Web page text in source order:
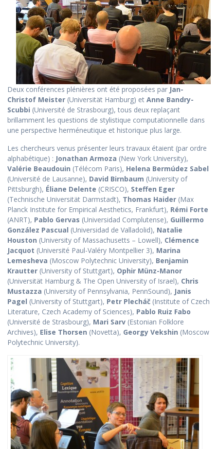
Deux conférences plénières ont été proposées par Jan-
Christof Meister (Universität Hamburg) et Anne Bandry-
Scubbi (Université de Strasbourg), tous deux replaçant
brillamment les questions de stylistique computationnelle dans
une perspective herméneutique et historique plus large.
Les chercheurs venus présenter leurs travaux étaient (par ordre
alphabétique) : Jonathan Armoza (New York University),
Valérie Beaudouin (Télécom Paris), Helena Bermúdez Sabel
(Université de Lausanne), David Birnbaum (University of
Pittsburgh), Éliane Delente (CRISCO), Steffen Eger
(Technische Universität Darmstadt), Thomas Haider (Max
Planck Institute for Empirical Aesthetics, Frankfurt), Rémi Forte
(ANRT), Pablo Gervas (Universidad Complutense), Guillermo
González Pascual (Universidad de Valladolid), Natalie
Houston (University of Massachusetts – Lowell), Clémence
Jacquot (Université Paul-Valéry Montpellier 3), Marina
Lemesheva (Moscow Polytechnic University), Benjamin
Krautter (University of Stuttgart), Ophir Münz-Manor
(Universität Hamburg & The Open University of Israel), Chris
Mustazza (University of Pennsylvania, PennSound), Janis
Pagel (University of Stuttgart), Petr Plecháč (Institute of Czech
Literature, Czech Academy of Sciences), Pablo Ruiz Fabo
(Université de Strasbourg), Mari Sarv (Estonian Folklore
Archives), Elise Thorsen (Novetta), Georgy Vekshin (Moscow
Polytechnic University).